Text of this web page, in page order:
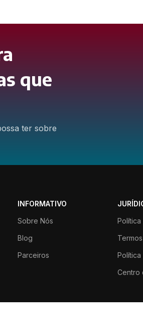
que
ter sobre
INFORMATIVO
Sobre Nós
Blog
Parceiros
Centro